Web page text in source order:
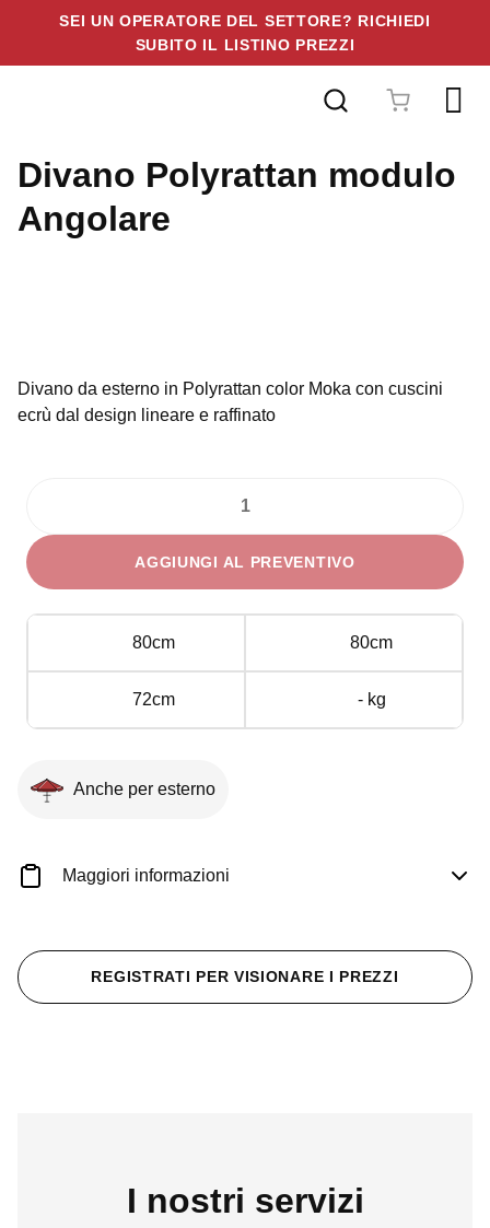
SEI UN OPERATORE DEL SETTORE? RICHIEDI
SUBITO IL LISTINO PREZZI
Divano Polyrattan modulo
Angolare
Divano da esterno in Polyrattan color Moka con cuscini
ecrù dal design lineare e raffinato
Divano
modulo
AGGIUNGI AL PREVENTIVO
80cm 80cm
72cm - kg
Anche per esterno
Maggiori informazioni
REGISTRATI PER VISIONARE I PREZZI
I nostri servizi